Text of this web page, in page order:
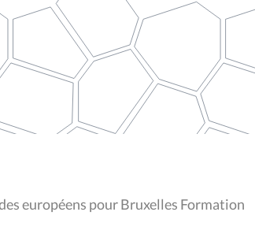
européens pour Bruxelles Formation